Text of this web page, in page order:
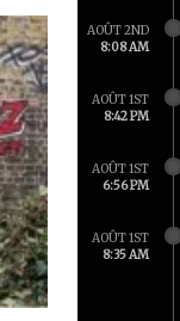
AOÛT 2ND
8:08 AM
AOÛT 1ST
8:42 PM
AOÛT 1ST
6:56 PM
AOÛT 1ST
8:35 AM